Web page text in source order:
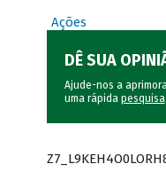
Ações
DÊ SUA
Ajude-nos a
uma rápida pesquisa.